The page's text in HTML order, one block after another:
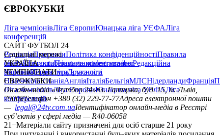
ЄВРОКУБКИ
Ліга чемпіонівЛіга ЄвропиЮнацька ліга УЄФАЛіга
конференцій
САЙТ ФУТБОЛ 24
РедакціяПрогнозиПолітика конфіденційностіПравила
сайтуКонтактиПравила коментуванняРедакційна
політикаСтруктура власності
Соціальні мережі
facebookxyoutubeinstagramtelegramviber
УКРАЇНА
УкраїнаПерша лігаДруга ліга
ЧЕМПІОНАТИ
НімеччинаІспаніяАнгліяІталіяБельгіяМЛСНідерландиФранція
ЄВРОКУБКИ
Ліга чемпіонівЛіга ЄвропиЮнацька ліга УЄФАЛіга
конференцій
Онлайн-медіа «Футбол 24»пл. Галицька, буд. 15, м. Львів,
79008Телефон +380 (32) 229-77-77Адреса електронної пошти
— legal@24tv.com.uaІдентифікатор онлайн-медіа в Реєстрі
суб’єктів у сфері медіа — R40-06058
21+Матеріали сайту призначені для осіб старше 21 року